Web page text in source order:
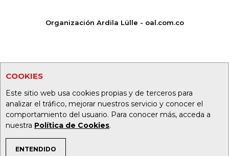
COOKIES
Este sitio web usa cookies propias y de terceros para
analizar el tráfico, mejorar nuestros servicio y conocer el
comportamiento del usuario. Para conocer más, acceda a
nuestra Política de Cookies.
ENTENDIDO
Organización Ardila Lülle - oal.com.co